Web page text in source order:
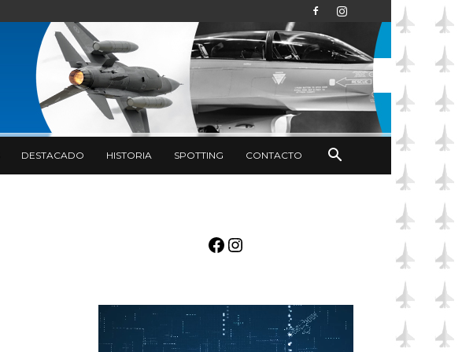
DESTACADO HISTORIA SPOTTING CONTACTO
Facebook
Instagram